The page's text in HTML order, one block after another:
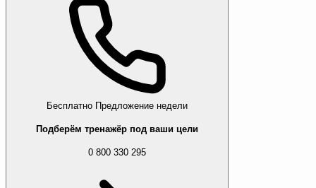
Бесплатно Предложение недели
Подберём тренажёр под ваши цели
0 800 330 295